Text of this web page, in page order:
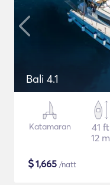
Bali 4.1
Katamaran
41 ft
12 m
$1,665 /natt